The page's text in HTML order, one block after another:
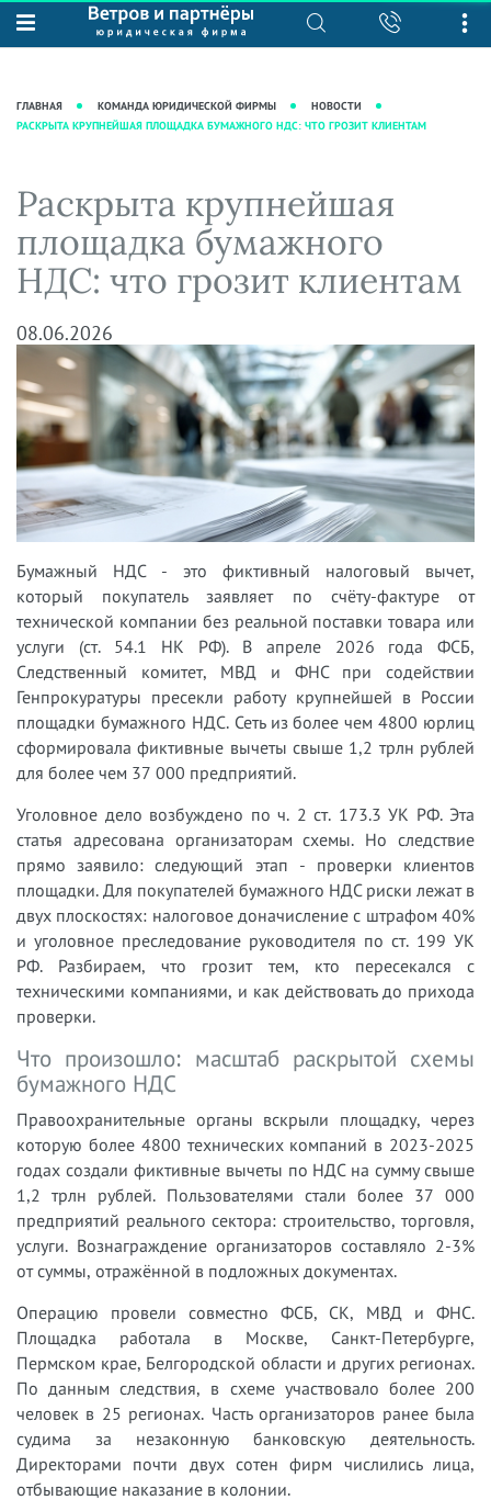
О нас
Рекомендации
Преимущества юридической
фирмы
Кейсы
Вакансии
Юридические услуги
Интеллектуальная собственность
Налоговая практика
Сопровождение бизнеса
Ведение уголовных дел
Защита активов
Ведение дел о банкротстве
База знаний
Журнал "Секреты арбитражной
практики"
Новости
Аудиоподкасты
Видеоподкасты
Справочная
Вопросы-ответы
Вебинары и семинары
Прямые эфиры
ГЛАВНАЯ КОМАНДА ЮРИДИЧЕСКОЙ ФИРМЫ
НОВОСТИ
РАСКРЫТА КРУПНЕЙШАЯ ПЛОЩАДКА БУМАЖНОГО НДС: ЧТО ГРОЗИТ КЛИЕНТАМ
Раскрыта крупнейшая
площадка бумажного
НДС: что грозит клиентам
08.06.2026
Бумажный НДС - это фиктивный налоговый вычет,
который покупатель заявляет по счёту-фактуре от
технической компании без реальной поставки товара или
услуги (ст. 54.1 НК РФ). В апреле 2026 года ФСБ,
Следственный комитет, МВД и ФНС при содействии
Генпрокуратуры пресекли работу крупнейшей в России
площадки бумажного НДС. Сеть из более чем 4800 юрлиц
сформировала фиктивные вычеты свыше 1,2 трлн рублей
для более чем 37 000 предприятий.
Уголовное дело возбуждено по ч. 2 ст. 173.3 УК РФ. Эта
статья адресована организаторам схемы. Но следствие
прямо заявило: следующий этап - проверки клиентов
площадки. Для покупателей бумажного НДС риски лежат в
двух плоскостях: налоговое доначисление с штрафом 40%
и уголовное преследование руководителя по ст. 199 УК
РФ. Разбираем, что грозит тем, кто пересекался с
техническими компаниями, и как действовать до прихода
проверки.
Что произошло: масштаб раскрытой схемы
бумажного НДС
Правоохранительные органы вскрыли площадку, через
которую более 4800 технических компаний в 2023-2025
годах создали фиктивные вычеты по НДС на сумму свыше
1,2 трлн рублей. Пользователями стали более 37 000
предприятий реального сектора: строительство, торговля,
услуги. Вознаграждение организаторов составляло 2-3%
от суммы, отражённой в подложных документах.
Операцию провели совместно ФСБ, СК, МВД и ФНС.
Площадка работала в Москве, Санкт-Петербурге,
Пермском крае, Белгородской области и других регионах.
По данным следствия, в схеме участвовало более 200
человек в 25 регионах. Часть организаторов ранее была
судима за незаконную банковскую деятельность.
Директорами почти двух сотен фирм числились лица,
отбывающие наказание в колонии.